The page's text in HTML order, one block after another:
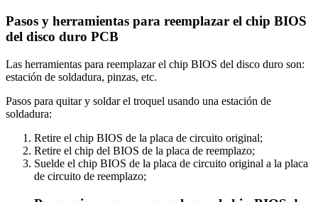
Pasos y herramientas para reemplazar el chip BIOS
del disco duro PCB
Las herramientas para reemplazar el chip BIOS del disco duro son:
estación de soldadura, pinzas, etc.
Pasos para quitar y soldar el troquel usando una estación de
soldadura:
Retire el chip BIOS de la placa de circuito original;
Retire el chip del BIOS de la placa de reemplazo;
Suelde el chip BIOS de la placa de circuito original a la placa
de circuito de reemplazo;